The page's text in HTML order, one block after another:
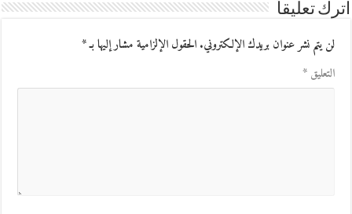
اترك تعليقاً
لن يتم نشر عنوان بريدك الإلكتروني.الحقول الإلزامية مشار إليها بـ*
التعليق*